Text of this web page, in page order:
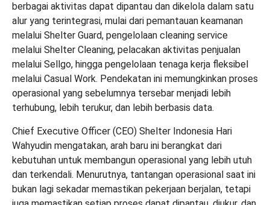
berbagai aktivitas dapat dipantau dan dikelola dalam satu
alur yang terintegrasi, mulai dari pemantauan keamanan
melalui Shelter Guard, pengelolaan cleaning service
melalui Shelter Cleaning, pelacakan aktivitas penjualan
melalui Sellgo, hingga pengelolaan tenaga kerja fleksibel
melalui Casual Work. Pendekatan ini memungkinkan proses
operasional yang sebelumnya tersebar menjadi lebih
terhubung, lebih terukur, dan lebih berbasis data.
Chief Executive Officer (CEO) Shelter Indonesia Hari
Wahyudin mengatakan, arah baru ini berangkat dari
kebutuhan untuk membangun operasional yang lebih utuh
dan terkendali. Menurutnya, tantangan operasional saat ini
bukan lagi sekadar memastikan pekerjaan berjalan, tetapi